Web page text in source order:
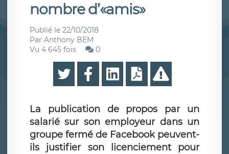
nombre d’«amis»
Publié le 22/10/2018
Par Anthony BEM
Vu 4 645 fois
0
La publication de propos par un
salarié sur son employeur dans un
groupe fermé de Facebook peuvent-
ils justifier son licenciement pour